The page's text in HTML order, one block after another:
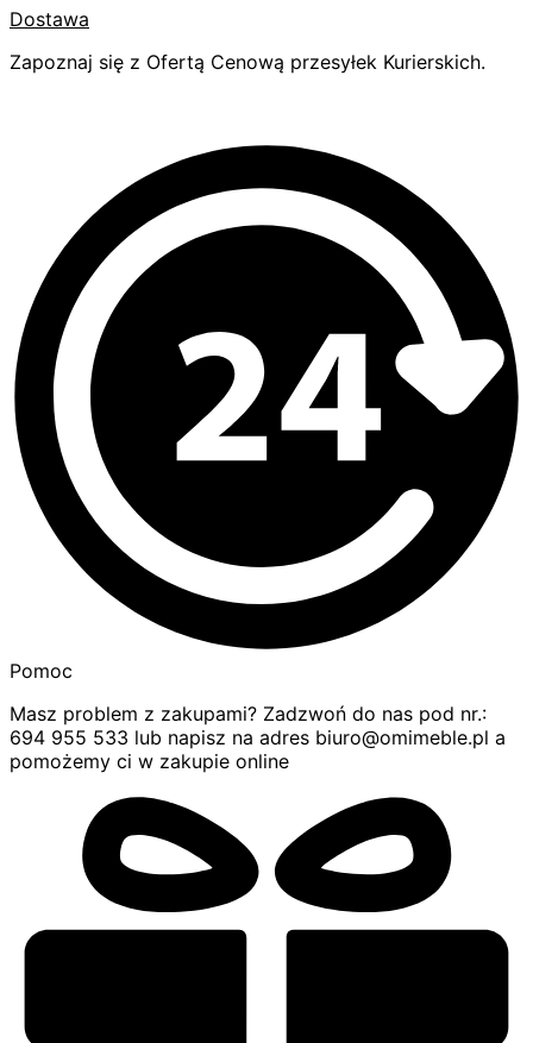
Dostawa
Zapoznaj się z Ofertą Cenową przesyłek Kurierskich.
Pomoc
Masz problem z zakupami? Zadzwoń do nas pod nr.:
694 955 533 lub napisz na adres biuro@omimeble.pl a
pomożemy ci w zakupie online